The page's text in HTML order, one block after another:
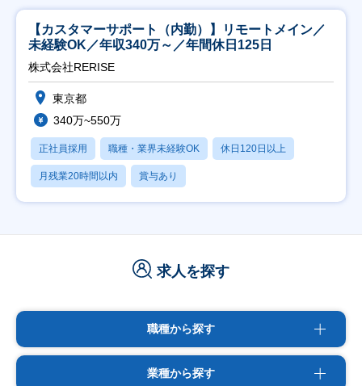
【カスタマーサポート（内勤）】リモートメイン／
未経験OK／年収340万～／年間休日125日
株式会社RERISE
東京都
340万~550万
正社員採用 職種・業界未経験OK 休日120日以上
月残業20時間以内 賞与あり
求人を探す
職種から探す
業種から探す